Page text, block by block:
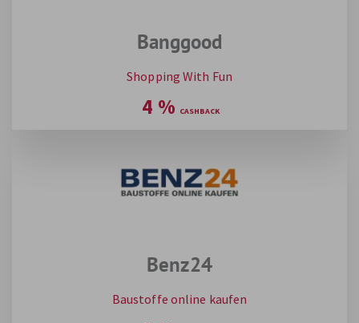
Banggood
Shopping With Fun
4 %
Benz24
Baustoffe online kaufen